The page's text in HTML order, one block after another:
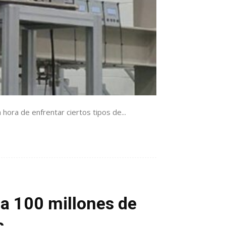
hora de enfrentar ciertos tipos de...
100 millones de